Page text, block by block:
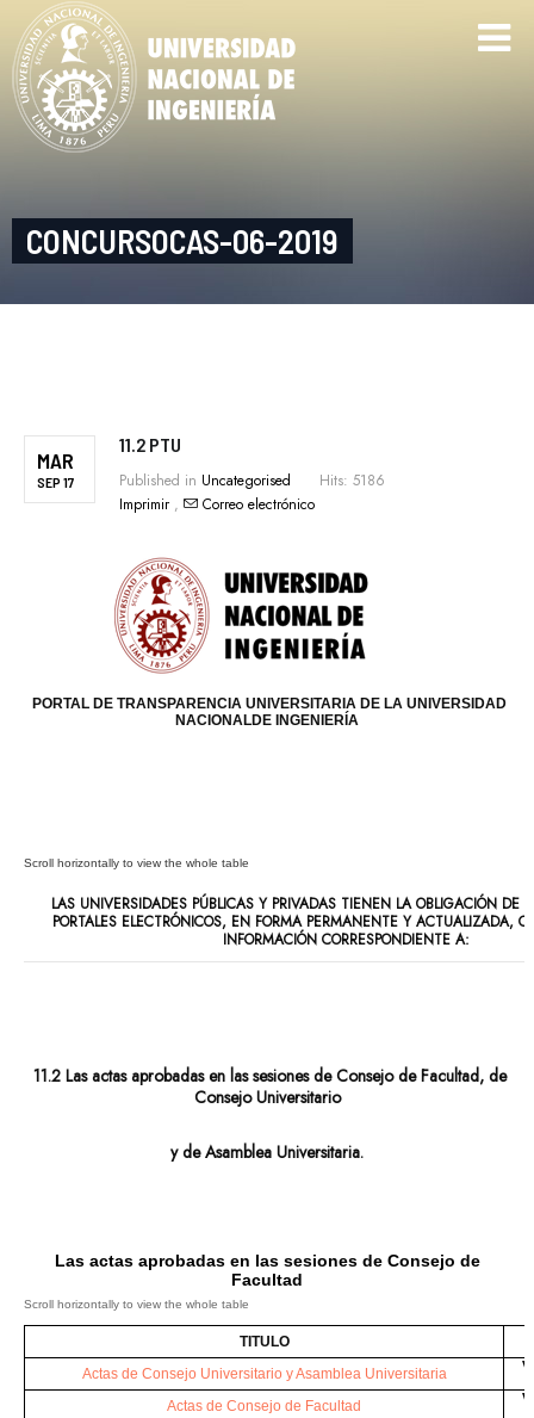
CONCURSOCAS-06-2019
MAR
SEP 17
11.2 PTU
Published in Uncategorised
Hits: 5186
Imprimir , Correo electrónico
PORTAL DE TRANSPARENCIA UNIVERSITARIA DE LA UNIVERSIDAD
NACIONALDE INGENIERÍA
LAS UNIVERSIDADES PÚBLICAS Y PRIVADAS TIENEN LA OBLIGACIÓN DE
PORTALES ELECTRÓNICOS, EN FORMA PERMANENTE Y ACTUALIZADA,
INFORMACIÓN CORRESPONDIENTE A:
11.2 Las actas aprobadas en las sesiones de Consejo de Facultad, de
Consejo Universitario
y de Asamblea Universitaria.
Las actas aprobadas en las sesiones de Consejo de
Facultad
TITULO
Actas de Consejo Universitario y Asamblea Universitaria
Actas de Consejo de Facultad